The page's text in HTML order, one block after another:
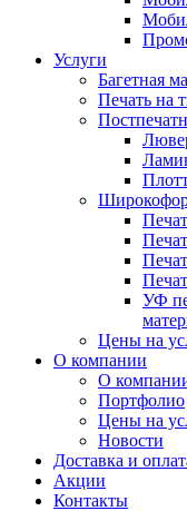
Услуги
Багетная
Печать на
УФ
Цены на
О компании
О
Портфолио
Цены на
Новости
Доставка и
Акции
Контакты